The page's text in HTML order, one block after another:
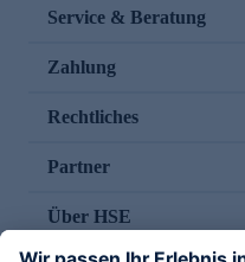
Service & Beratung
Zahlung
Rechtliches
Partner
Über HSE